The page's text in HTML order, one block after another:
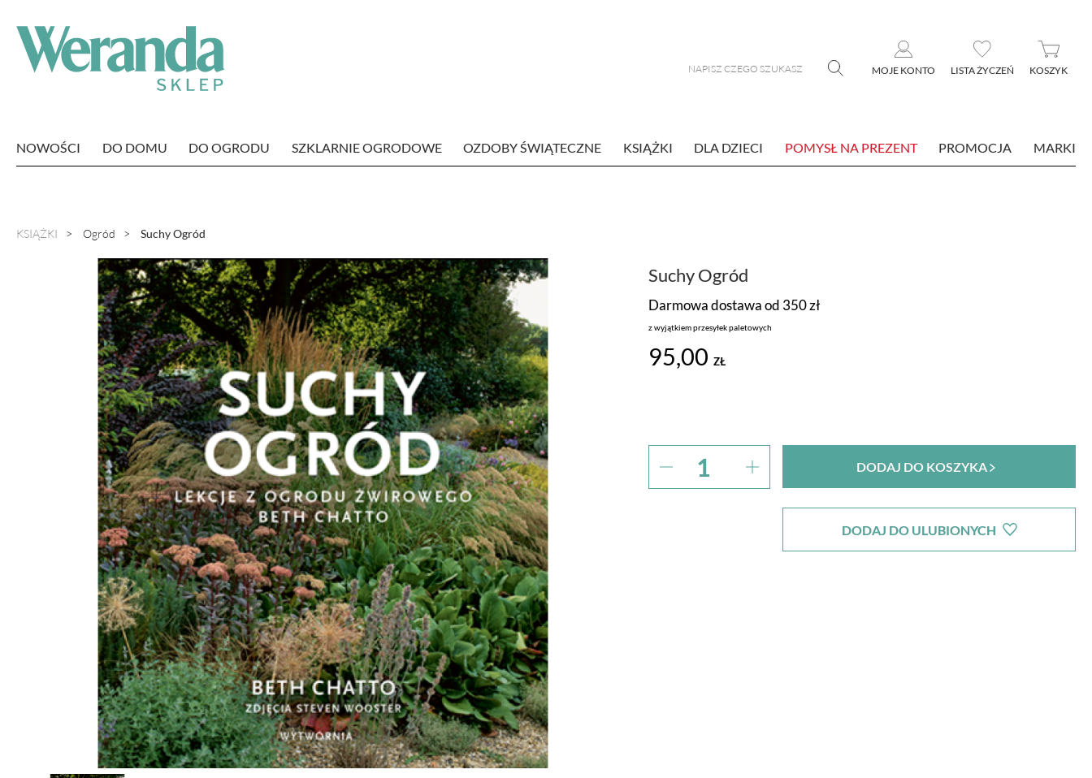
MOJE KONTO LISTA ŻYCZEŃ KOSZYK
NOWOŚCI DO DOMU DO OGRODU SZKLARNIE OGRODOWE OZDOBY ŚWIĄTECZNE KSIĄŻKI DLA DZIECI POMYSŁ NA PREZENT PROMOCJA MARKI
KSIĄŻKI Ogród Suchy Ogród
Suchy Ogród
Darmowa dostawa od 350 zł
z wyjątkiem przesyłek paletowych
95,00 ZŁ
DODAJ DO KOSZYKA
DODAJ DO ULUBIONYCH